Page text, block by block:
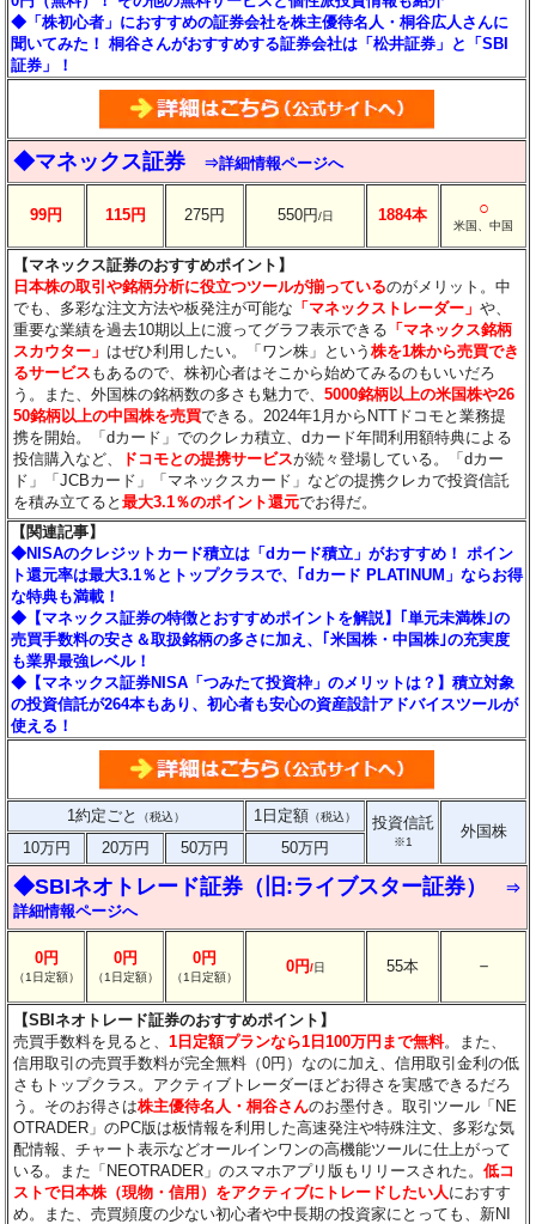
◆「株初心者」におすすめの証券会社を株主優待名人・桐谷広人さんに
聞いてみた！ 桐谷さんがおすすめする証券会社は「松井証券」と「SBI
証券」！
◆マネックス証券 ⇒詳細情報ページへ
99円 115円 275円 550円/日 1884本 ○
米国、中国
【マネックス証券のおすすめポイント】
日本株の取引や銘柄分析に役立つツールが揃っているのがメリット。中
でも、多彩な注文方法や板発注が可能な 「マネックストレーダー」や、
重要な業績を過去10期以上に渡ってグラフ表示できる 「マネックス銘柄
スカウター」 はぜひ利用したい。「ワン株」という株を1株から売買でき
るサービス もあるので、株初心者はそこから始めてみるのもいいだろ
う。また、外国株の銘柄数の多さも魅力で、5000銘柄以上の米国株や26
50銘柄以上の中国株を売買できる。2024年1月からNTTドコモと業務提
携を開始。「dカード」でのクレカ積立、dカード年間利用額特典による
投信購入など、
ドコモとの提携サービスが続々登場している。「dカー
ド」「JCBカード」「マネックスカード」などの提携クレカで投資信託
を積み立てると最大3.1％のポイント還元でお得だ。
【関連記事】
◆NISAのクレジットカード積立は「dカード積立」がおすすめ！ ポイン
ト還元率は最大3.1％とトップクラスで、｢dカード PLATINUM」ならお得
な特典も満載！
◆【マネックス証券の特徴とおすすめポイントを解説】｢単元未満株｣の
売買手数料の安さ＆取扱銘柄の多さに加え、｢米国株・中国株｣の充実度
も業界最強レベル！
◆【マネックス証券NISA「つみたて投資枠」のメリットは？】積立対象
の投資信託が264本もあり、初心者も安心の資産設計アドバイスツールが
使える！
1約定ごと （税込） 1日定額 （税込） 投資信託
※1
外国株
10万円
20万円 50万円 50万円
◆SBIネオトレード証券（旧:ライブスター証券）
⇒
詳細情報ページへ
0円
（1日定額）
0円
（1日定額）
0円
（1日定額）
0円/日 55本 －
【SBIネオトレード証券のおすすめポイント】
売買手数料を見ると、1日定額プランなら1日100万円まで無料。また、
信用取引の売買手数料が完全無料（0円）なのに加え、信用取引金利の低
さもトップクラス。アクティブトレーダーほどお得さを実感できるだろ
う。そのお得さは株主優待名人・桐谷さんのお墨付き。取引ツール「NE
OTRADER」のPC版は板情報を利用した高速発注や特殊注文、多彩な気
配情報、チャート表示などオールインワンの高機能ツールに仕上がって
いる。また「NEOTRADER」のスマホアプリ版もリリースされた。低コ
ストで日本株（現物・信用）をアクティブにトレードしたい人におすす
め。また、売買頻度の少ない初心者や中長期の投資家にとっても、新NI